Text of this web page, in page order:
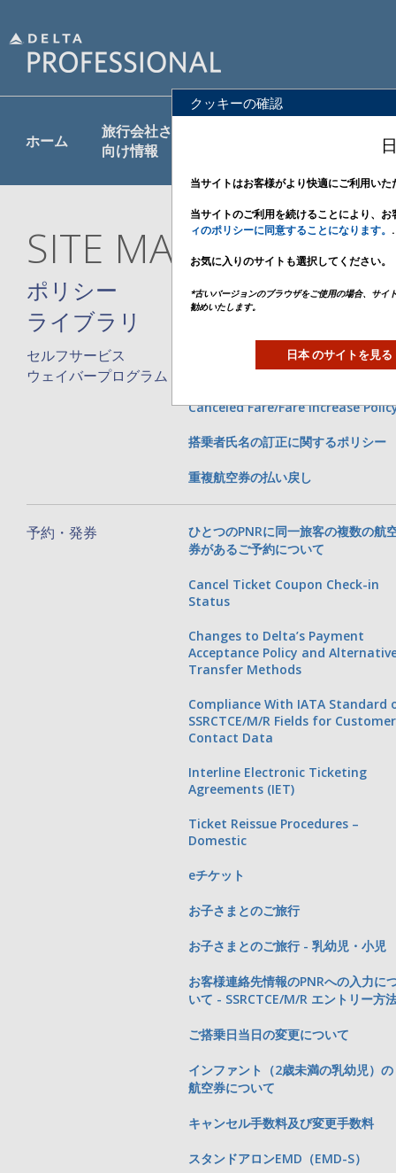
ホーム
旅行会社さま
向け情報
プロダクト
SITE MAP
ポリシー
ライブラリ
セルフサービス
ウェイバープログラム
BSP航空券(DL006券) の発券後1日以
の払い戻しについて
Canceled Fare/Fare Increase
搭乗者氏名の訂正に関するポリシー
重複航空券の払い戻し
予約・発券
ひとつのPNRに同一旅客の複数の航
券があるご予約について
Cancel Ticket Coupon Check-in
Status
Changes to Delta’s Payment
Acceptance Policy and
Transfer Methods
Compliance With IATA Standard
SSRCTCE/M/R Fields for Customer
Contact Data
Interline Electronic Ticketing
Agreements (IET)
Ticket Reissue Procedures –
Domestic
eチケット
お子さまとのご旅行
お子さまとのご旅行 - 乳幼児・小児
お客様連絡先情報のPNRへの入力に
いて - SSRCTCE/M/R エントリー方
ご搭乗日当日の変更について
インファント（2歳未満の乳幼児）の
航空券について
キャンセル手数料及び変更手数料
スタンドアロンEMD（EMD-S）
クッキーの確認
当サイトはお客様がより快適にご利用い
当サイトのご利用を続けることにより、
ィのポリシーに同意することになります。 .
お気に入りのサイトも選択してください。
*古いバージョンのブラウザをご使用の場合、サイ
勧めいたします。
日本 のサイトを見る